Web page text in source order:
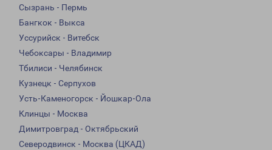
Сызрань - Пермь
Бангкок - Выкса
Уссурийск - Витебск
Чебоксары - Владимир
Тбилиси - Челябинск
Кузнецк - Серпухов
Усть-Каменогорск - Йошкар-Ола
Клинцы - Москва
Димитровград - Октябрьский
Северодвинск - Москва (ЦКАД)